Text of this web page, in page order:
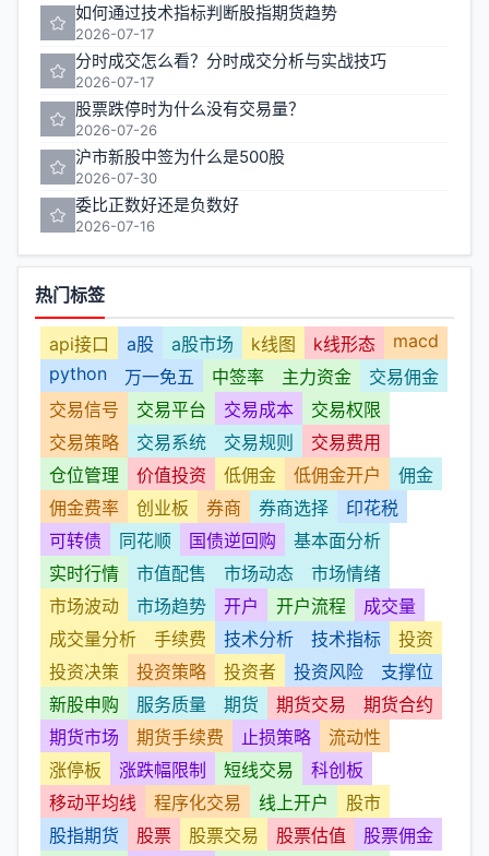
如何通过技术指标判断股指期货趋势
2026-07-17
分时成交怎么看？分时成交分析与实战技巧
2026-07-17
股票跌停时为什么没有交易量？
2026-07-26
沪市新股中签为什么是500股
2026-07-30
委比正数好还是负数好
2026-07-16
热门标签
api接口 a股 a股市场 k线图 k线形态
macd
python
万一免五 中签率 主力资金
交易佣金
交易信号
交易平台 交易成本
交易权限
交易策略
交易系统 交易规则
交易费用
仓位管理
价值投资 低佣金 低佣金开户
佣金
佣金费率
创业板 券商 券商选择
印花税
可转债
同花顺 国债逆回购
基本面分析
实时行情
市值配售 市场动态
市场情绪
市场波动
市场趋势 开户 开户流程
成交量
成交量分析
手续费 技术分析 技术指标
投资
投资决策
投资策略 投资者 投资风险
支撑位
新股申购
服务质量 期货 期货交易
期货合约
期货市场
期货手续费 止损策略
流动性
涨停板
涨跌幅限制 短线交易
科创板
移动平均线
程序化交易 线上开户
股市
股指期货
股票 股票交易 股票估值
股票佣金